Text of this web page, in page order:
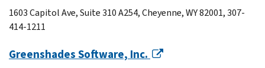
1603 Capitol Ave, Suite 310 A254, Cheyenne, WY 82001, 307-
414-1211
Greenshades Software, Inc.